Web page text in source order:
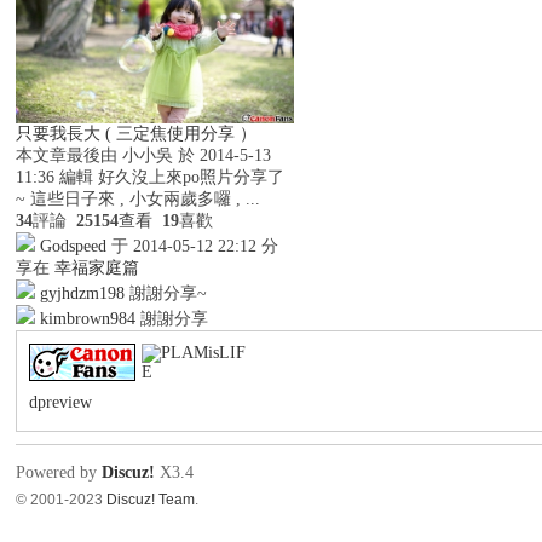
只要我長大 ( 三定焦使用分享 ）
本文章最後由 小小吳 於 2014-5-13
11:36 編輯 好久沒上來po照片分享了
~ 這些日子來 , 小女兩歲多囉 , ...
34評論 25154查看 19喜歡
Godspeed 于 2014-05-12 22:12 分
享在幸福家庭篇
gyjhdzm198 謝謝分享~
kimbrown984 謝謝分享
dpreview
Powered byDiscuz! X3.4
© 2001-2023 Discuz! Team